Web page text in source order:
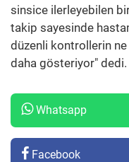
sinsice ilerleyebilen
takip sayesinde
düzenli kontrollerin
daha gösteriyor" dedi.
Whatsapp
Facebook